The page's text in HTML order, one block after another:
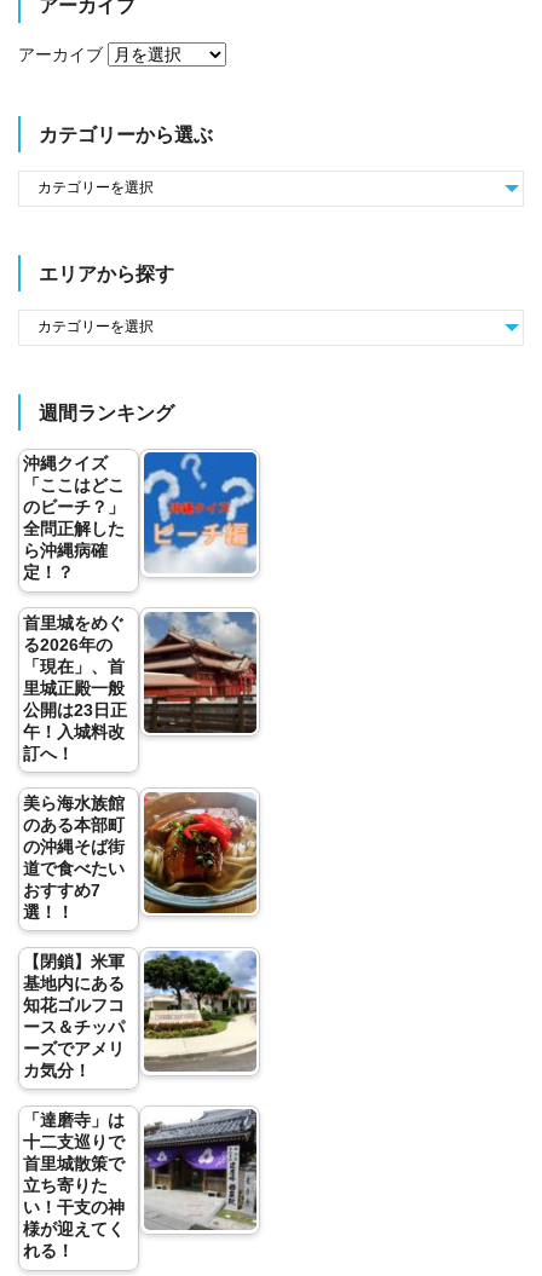
アーカイブ
アーカイブ
カテゴリーから選ぶ
エリアから探す
週間ランキング
沖縄クイズ
「ここはどこ
のビーチ？」
全問正解した
ら沖縄病確
定！？
首里城をめぐ
る2026年の
「現在」、首
里城正殿一般
公開は23日正
午！入城料改
訂へ！
美ら海水族館
のある本部町
の沖縄そば街
道で食べたい
おすすめ7
選！！
【閉鎖】米軍
基地内にある
知花ゴルフコ
ース＆チッパ
ーズでアメリ
カ気分！
「達磨寺」は
十二支巡りで
首里城散策で
立ち寄りた
い！干支の神
様が迎えてく
れる！